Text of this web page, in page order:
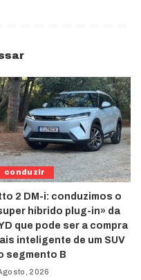
conduzir
2 DM-i: conduzimos o
híbrido plug-in» da
que pode ser a compra
inteligente de um SUV
segmento B
2026